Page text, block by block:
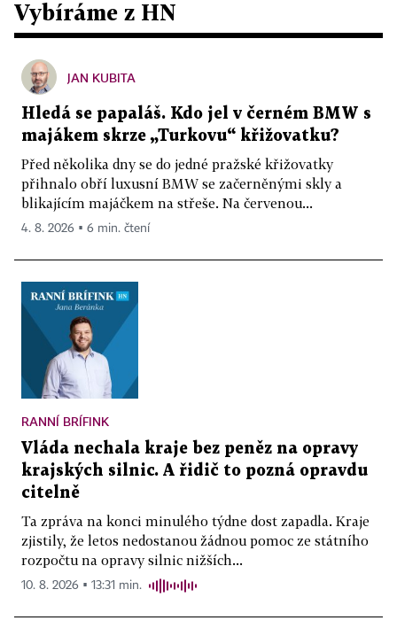
Vybíráme z HN
JAN KUBITA
Hledá se papaláš. Kdo jel v černém BMW s
majákem skrze „Turkovu“ křižovatku?
Před několika dny se do jedné pražské křižovatky
přihnalo obří luxusní BMW se začerněnými skly a
blikajícím majáčkem na střeše. Na červenou...
4. 8. 2026 ▪ 6 min. čtení
RANNÍ BRÍFINK
Vláda nechala kraje bez peněz na opravy
krajských silnic. A řidič to pozná opravdu
citelně
Ta zpráva na konci minulého týdne dost zapadla. Kraje
zjistily, že letos nedostanou žádnou pomoc ze státního
rozpočtu na opravy silnic nižších...
10. 8. 2026 ▪ 13:31 min.